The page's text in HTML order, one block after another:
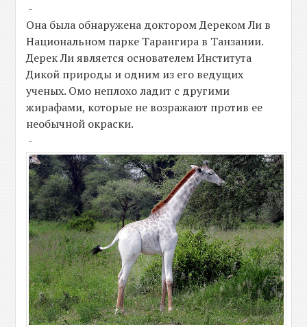
-
Она была обнаружена доктором Дереком Ли в
Национальном парке Тарангира в Танзании.
Дерек Ли является основателем Института
Дикой природы и одним из его ведущих
ученых. Омо неплохо ладит с другими
жирафами, которые не возражают против ее
необычной окраски.
-